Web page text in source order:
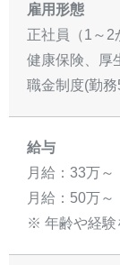
雇用形態
正社員（1～2
健康保険、厚
職金制度(勤務
給与
月給：33万
月給：50万
※ 年齢や経験